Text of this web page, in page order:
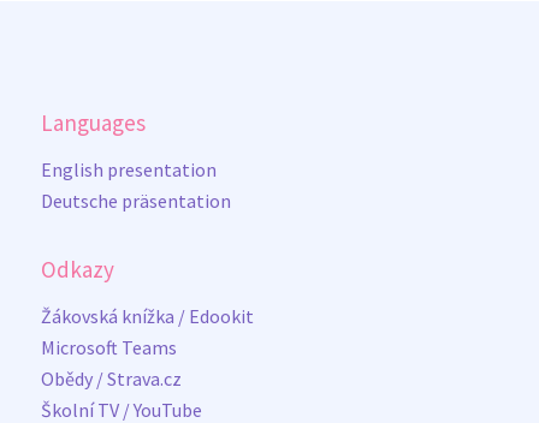
Languages
English presentation
Deutsche präsentation
Odkazy
Žákovská knížka / Edookit
Microsoft Teams
Obědy / Strava.cz
Školní TV / YouTube